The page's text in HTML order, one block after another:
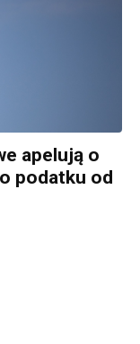
apelują o
podatku od